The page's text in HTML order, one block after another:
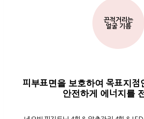
끈적거리는
얼굴 기름
피부표면을 보호하여 목표지점
안전하게 에너지를